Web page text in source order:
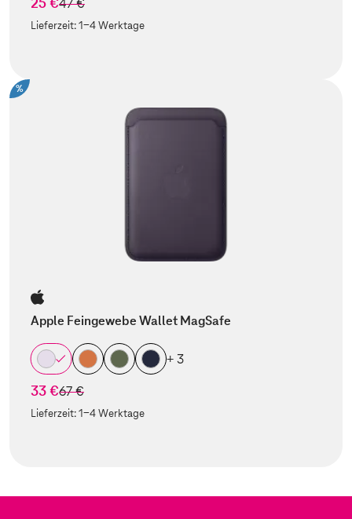
Lieferzeit:1-4 Werktage
%
Apple Feingewebe Wallet MagSafe
+ 3
33 €statt
67 €
Lieferzeit:1-4 Werktage